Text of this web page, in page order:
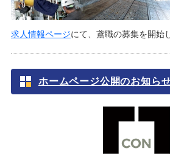
求人情報ページにて、鳶職の募集を開始
ホームページ公開のお知ら